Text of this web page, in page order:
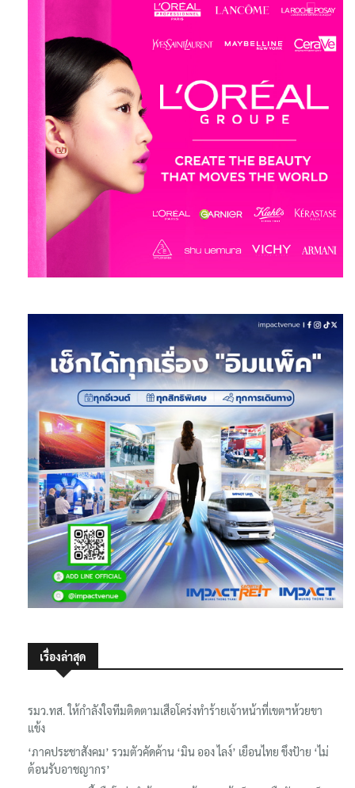
เรื่องล่าสุด
รมว.ทส. ให้กำลังใจทีมติดตามเสือโคร่งทำร้ายเจ้าหน้าที่เขตฯห้วยขา
แข้ง
‘ภาคประชาสังคม’ รวมตัวคัดค้าน ‘มิน ออง ไลง์’ เยือนไทย ขึงป้าย ‘ไม่
ต้อนรับอาชญากร’